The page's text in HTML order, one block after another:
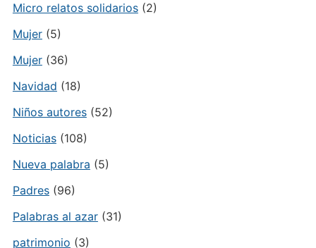
Micro relatos solidarios(2)
Mujer(5)
Mujer(36)
Navidad (18)
Niños autores(52)
Noticias(108)
Nueva palabra (5)
Padres(96)
Palabras al azar(31)
patrimonio (3)